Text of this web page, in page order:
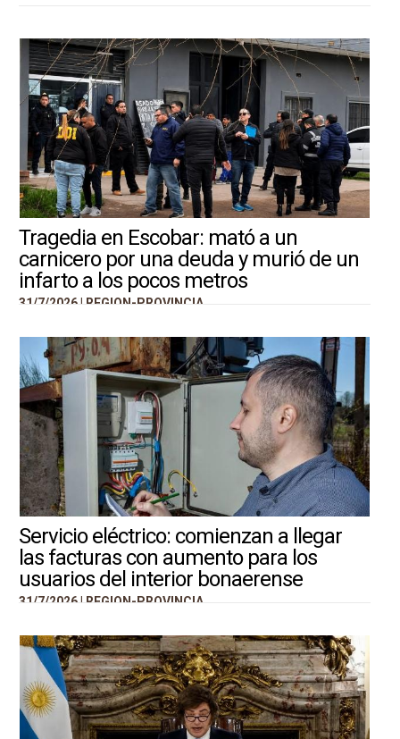
Tragedia en Escobar: mató a un
carnicero por una deuda y murió de un
infarto a los pocos metros
31/7/2026 | REGION-PROVINCIA
Servicio eléctrico: comienzan a llegar
las facturas con aumento para los
usuarios del interior bonaerense
31/7/2026 | REGION-PROVINCIA